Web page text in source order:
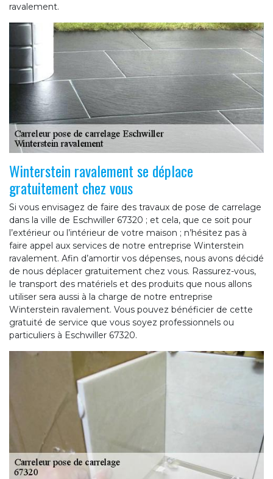
ravalement.
Winterstein ravalement se déplace
gratuitement chez vous
Si vous envisagez de faire des travaux de pose de carrelage
dans la ville de Eschwiller 67320 ; et cela, que ce soit pour
l’extérieur ou l’intérieur de votre maison ; n’hésitez pas à
faire appel aux services de notre entreprise Winterstein
ravalement. Afin d’amortir vos dépenses, nous avons décidé
de nous déplacer gratuitement chez vous. Rassurez-vous,
le transport des matériels et des produits que nous allons
utiliser sera aussi à la charge de notre entreprise
Winterstein ravalement. Vous pouvez bénéficier de cette
gratuité de service que vous soyez professionnels ou
particuliers à Eschwiller 67320.